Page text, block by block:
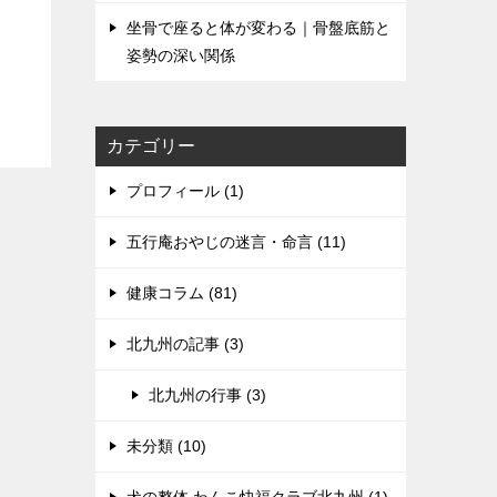
坐骨で座ると体が変わる｜骨盤底筋と
姿勢の深い関係
カテゴリー
プロフィール (1)
五行庵おやじの迷言・命言 (11)
健康コラム (81)
北九州の記事 (3)
北九州の行事 (3)
未分類 (10)